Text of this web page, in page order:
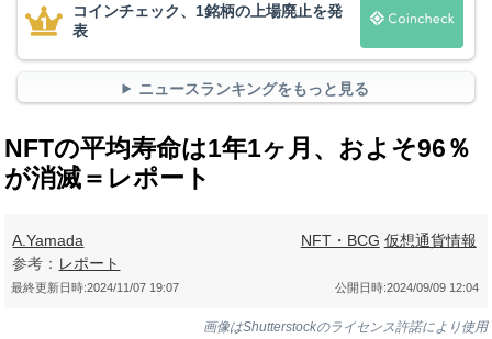
コインチェック、1銘柄の上場廃止を発
表
ニュースランキングをもっと見る
NFTの平均寿命は1年1ヶ月、およそ96％
が消滅＝レポート
A.Yamada
参考： レポート
NFT・BCG 仮想通貨情報
公開日時:2024/09/09 12:04
最終更新日時:2024/11/07 19:07
画像はShutterstockのライセンス許諾により使用